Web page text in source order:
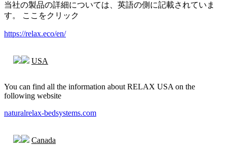
当社の製品の詳細については、英語の側に記載されていま
す。 ここをクリック
https://relax.eco/en/
USA
You can find all the information about RELAX USA on the
following website
naturalrelax-bedsystems.com
Canada